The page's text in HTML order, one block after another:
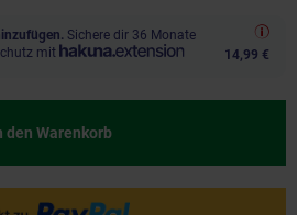
Sichere dir 36 Monate
mit
14,99 €
den Warenkorb